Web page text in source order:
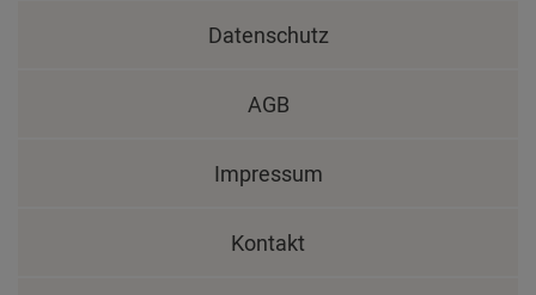
Datenschutz
AGB
Impressum
Kontakt